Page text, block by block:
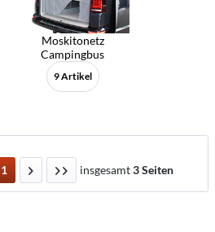
Moskitonetz
Campingbus
9 Artikel
1 insgesamt3 Seiten